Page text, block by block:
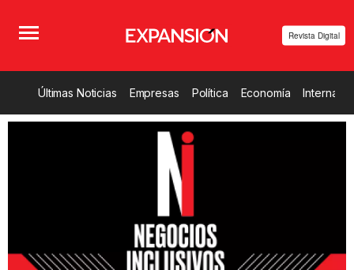
Revista Digital
Últimas Noticias Empresas Política Economía